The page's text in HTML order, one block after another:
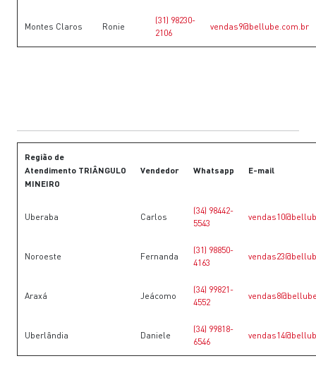
Montes Claros Ronie
(31) 98230-
2106
vendas9@bellube.com.br
Região de
Atendimento TRIÂNGULO
MINEIRO
Vendedor Whatsapp E-mail
Uberaba Carlos
(34) 98442-
5543
Noroeste Fernanda
(31) 98850-
4163
Araxá Jeácomo
(34) 99821-
4552
Uberlândia Daniele
(34) 99818-
6546